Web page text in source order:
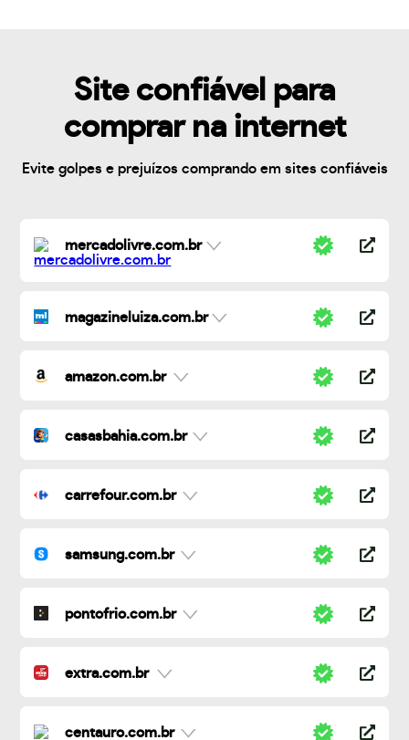
Site confiável para
comprar na internet
Evite golpes e prejuízos comprando em sites confiáveis
mercadolivre.com.br
magazineluiza.com.br
amazon.com.br
casasbahia.com.br
carrefour.com.br
samsung.com.br
pontofrio.com.br
extra.com.br
centauro.com.br